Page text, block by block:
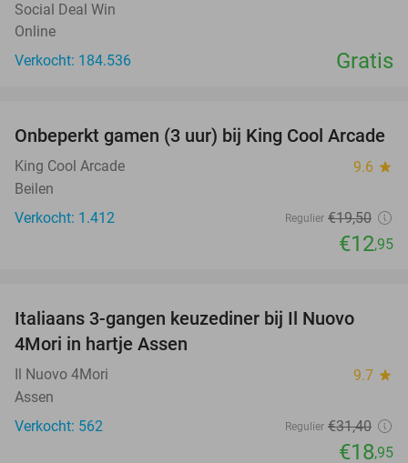
Social Deal Win
Online
Verkocht: 184.536
Gratis
34%
Onbeperkt gamen (3 uur) bij King Cool Arcade
King Cool Arcade 9.6 star
Beilen
Verkocht: 1.412
Regulier €19,50
€12,95
40%
Italiaans 3-gangen keuzediner bij Il Nuovo
4Mori in hartje Assen
Il Nuovo 4Mori 9.7 star
Assen
Verkocht: 562
Regulier €31,40
€18,95